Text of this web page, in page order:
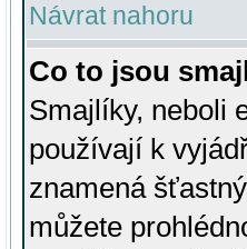
Návrat nahoru
Co to jsou
Smajlíky, neboli
používají k
znamená
můžete